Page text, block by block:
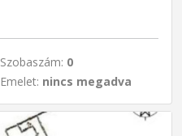
Szobaszám: 0
Emelet: nincs megadva